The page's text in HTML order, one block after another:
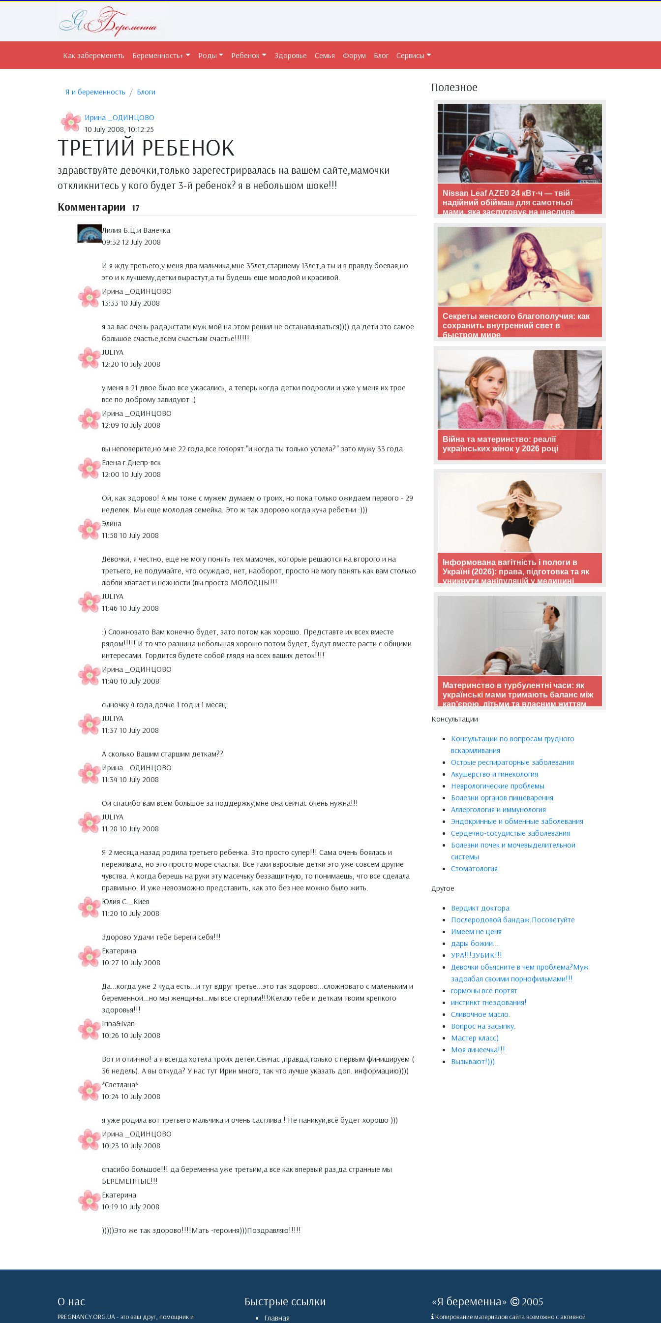
Как забеременеть Беременность+ Роды Ребенок Здоровье Семья Форум Блог Сервисы
Я и беременность Блоги
Ирина _ОДИНЦОВО
10 July 2008, 10:12:25
ТРЕТИЙ РЕБЕНОК
здравствуйте девочки,только зарегестрирвалась на вашем сайте,мамочки
откликнитесь у кого будет 3-й ребенок? я в небольшом шоке!!!
Комментарии 17
Лилия Б.Ц.и Ванечка
09:32 12 July 2008
И я жду третьего,у меня два мальчика,мне 35лет,старшему 13лет,а ты и в правду боевая,но
это и к лучшему,детки вырастут,а ты будешь еще молодой и красивой.
Ирина _ОДИНЦОВО
13:33 10 July 2008
я за вас очень рада,кстати муж мой на этом решил не останавливаться)))) да дети это самое
большое счастье,всем счастьям счастье!!!!!!
JULIYA
12:20 10 July 2008
у меня в 21 двое было все ужасались, а теперь когда детки подросли и уже у меня их трое
все по доброму завидуют :)
Ирина _ОДИНЦОВО
12:09 10 July 2008
вы неповерите,но мне 22 года,все говорят:"и когда ты только успела?" зато мужу 33 года
Елена г.Днепр-вск
12:00 10 July 2008
Ой, как здорово! А мы тоже с мужем думаем о троих, но пока только ожидаем первого - 29
неделек. Мы еще молодая семейка. Это ж так здорово когда куча ребетни :)))
Элина
11:58 10 July 2008
Девочки, я честно, еще не могу понять тех мамочек, которые решаются на второго и на
третьего, не подумайте, что осуждаю, нет, наоборот, просто не могу понять как вам столько
любви хватает и нежности:)вы просто МОЛОДЦЫ!!!
JULIYA
11:46 10 July 2008
:) Сложновато Вам конечно будет, зато потом как хорошо. Представте их всех вместе
рядом!!!!! И то что разница небольшая хорошо потом будет, будут вместе расти с общими
интересами. Гордится будете собой глядя на всех ваших деток!!!!
Ирина _ОДИНЦОВО
11:40 10 July 2008
сыночку 4 года,дочке 1 год и 1 месяц
JULIYA
11:37 10 July 2008
А сколько Вашим старшим деткам??
Ирина _ОДИНЦОВО
11:34 10 July 2008
Ой спасибо вам всем большое за поддержку,мне она сейчас очень нужна!!!
JULIYA
11:28 10 July 2008
Я 2 месяца назад родила третьего ребенка. Это просто супер!!! Сама очень боялась и
переживала, но это просто море счастья. Все таки взрослые детки это уже совсем другие
чувства. А когда берешь на руки эту масечьку беззащитную, то понимаешь, что все сделала
правильно. И уже невозможно представить, как это без нее можно было жить.
Юлия С._Киев
11:20 10 July 2008
Здорово Удачи тебе Береги себя!!!
Екатерина
10:27 10 July 2008
Да...когда уже 2 чуда есть...и тут вдруг третье...это так здорово...сложновато с маленьким и
беременной...но мы женщины...мы все стерпим!!!Желаю тебе и деткам твоим крепкого
здоровья!!!
Irina&Ivan
10:26 10 July 2008
Вот и отлично! а я всегда хотела троих детей.Сейчас ,правда,только с первым финишируем (
36 недель). А вы откуда? У нас тут Ирин много, так что лучше указать доп. информацию))))
*Светлана*
10:24 10 July 2008
я уже родила вот третьего мальчика и очень састлива ! Не паникуй,всё будет хорошо )))
Ирина _ОДИНЦОВО
10:23 10 July 2008
спасибо большое!!! да беременна уже третьим,а все как впервый раз,да странные мы
БЕРЕМЕННЫЕ!!!
Екатерина
10:19 10 July 2008
)))))Это же так здорово!!!!Мать -героиня)))Поздравляю!!!!!
Полезное
Nissan Leaf AZE0 24 кВт·ч — твій
надійний обіймаш для самотньої
мами, яка заслуговує на щасливе
Секреты женского благополучия: как
сохранить внутренний свет в
быстром мире
Війна та материнство: реалії
українських жінок у 2026 році
Інформована вагітність і пологи в
Україні (2026): права, підготовка та як
уникнути маніпуляцій у медицині
Материнство в турбулентні часи: як
українські мами тримають баланс між
кар’єрою, дітьми та власним життям
Консультации
Консультации по вопросам грудного
вскармливания
Острые респираторные заболевания
Акушерство и гинекология
Неврологические проблемы
Болезни органов пищеварения
Аллергология и иммунология
Эндокринные и обменные заболевания
Сердечно-сосудистые заболевания
Болезни почек и мочевыделительной
системы
Стоматология
Другое
Вердикт доктора
Послеродовой бандаж.Посоветуйте
Имеем не ценя
дары божии...
УРА!!!ЗУБИК!!!
Девочки обьясните в чем проблема?Муж
задолбал своими порнофильмами!!!
гормоны всё портят
инстинкт гнездования!
Сливочное масло.
Вопрос на засыпку.
Мастер класс)
Моя линеечка!!!
Вызывают!)))
О нас
PREGNANCY.ORG.UA - это ваш друг, помощник и
Быстрые ссылки
Главная
«Я беременна» 2005
Копирование материалов сайта возможно с активной